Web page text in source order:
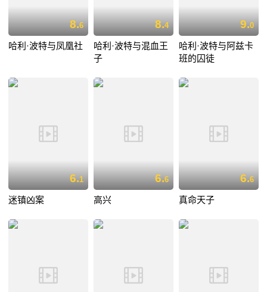
8.6
哈利·波特与凤凰社
8.4
哈利·波特与混血王
子
9.0
哈利·波特与阿兹卡
班的囚徒
6.1
迷镇凶案
6.6
高兴
6.6
真命天子